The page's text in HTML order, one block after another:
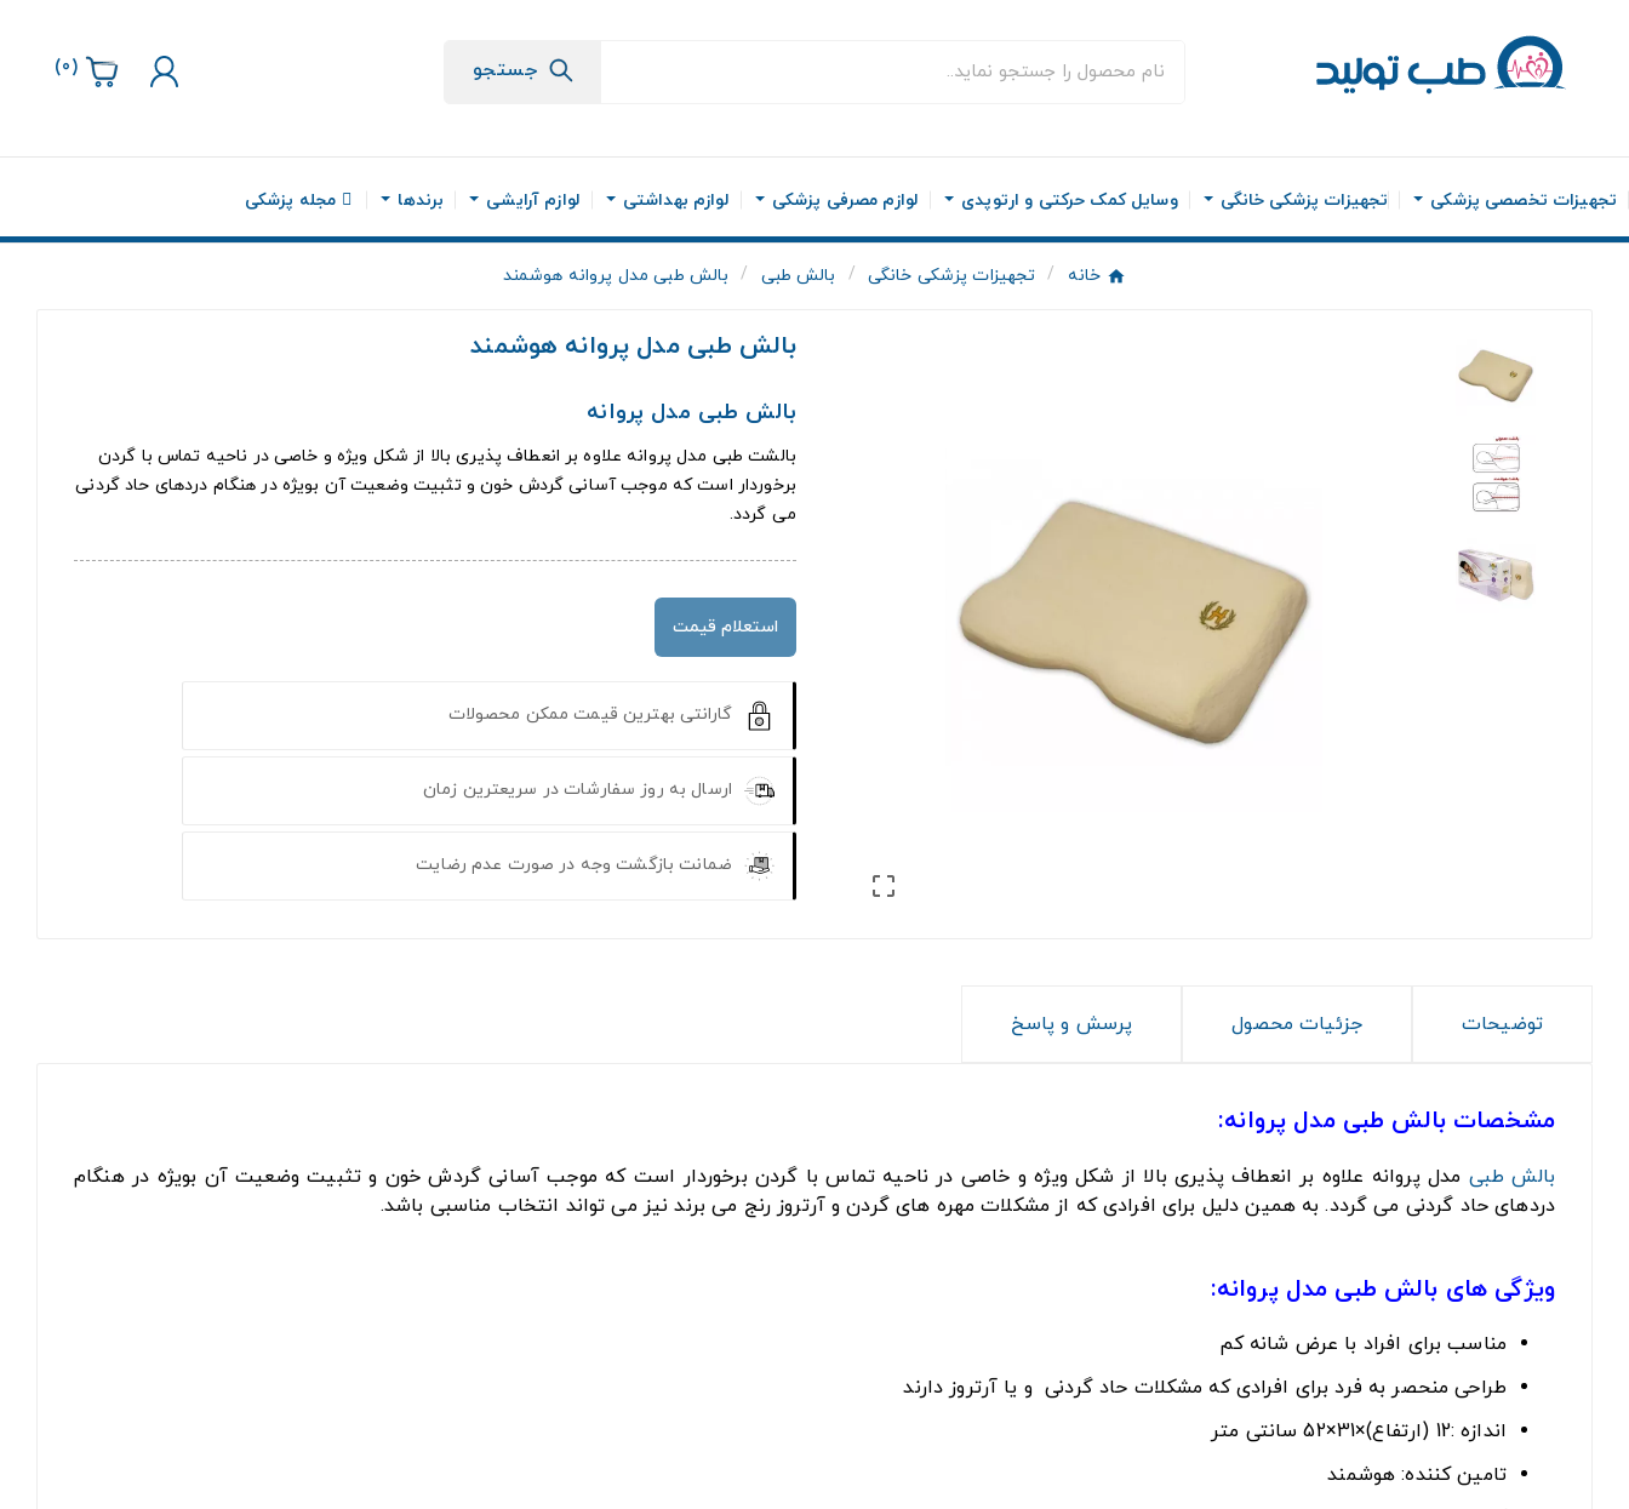
جستجو (
0
)
تجهیزات تخصصی پزشکی تجهیزات پزشکی خانگی وسایل کمک حرکتی و ارتوپدی لوازم مصرفی پزشکی لوازم بهداشتی لوازم آرایشی برندها مجله پزشکی
خانه تجهیزات پزشکی خانگی بالش طبی بالش طبی مدل پروانه هوشمند

بالش طبی مدل پروانه هوشمند
بالش طبی مدل پروانه
بالشت طبی مدل پروانه علاوه بر انعطاف پذیری بالا از شکل ویژه و خاصی در ناحیه تماس با گردن
برخوردار است که موجب آسانی گردش خون و تثبیت وضعیت آن بویژه در هنگام دردهای حاد گردنی
می گردد.
استعلام قیمت
گارانتی بهترین قیمت ممکن محصولات
ارسال به روز سفارشات در سریعترین زمان
ضمانت بازگشت وجه در صورت عدم رضایت
توضیحات جزئیات محصول پرسش و پاسخ
مشخصات بالش طبی مدل پروانه:
بالش طبی مدل پروانه علاوه بر انعطاف پذیری بالا از شکل ویژه و خاصی در ناحیه تماس با گردن برخوردار است که موجب آسانی گردش خون و تثبیت وضعیت آن بویژه در هنگام
دردهای حاد گردنی می گردد. به همین دلیل برای افرادی که از مشکلات مهره های گردن و آرتروز رنج می برند نیز می تواند انتخاب مناسبی باشد.
ویژگی های بالش طبی مدل پروانه:
مناسب برای افراد با عرض شانه کم
طراحی منحصر به فرد برای افرادی که مشکلات حاد گردنی و یا آرتروز دارند
اندازه :12 (ارتفاع)×31×52 سانتی متر
تامین کننده: هوشمند